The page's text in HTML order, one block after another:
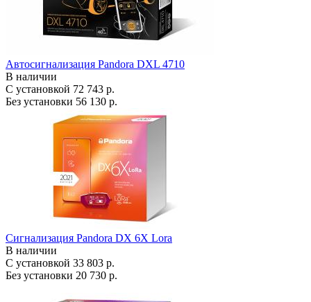
Автосигнализация Pandora DXL 4710
В наличии
С установкой 72 743 р.
Без установки 56 130 р.
Сигнализация Pandora DX 6X Lora
В наличии
С установкой 33 803 р.
Без установки 20 730 р.